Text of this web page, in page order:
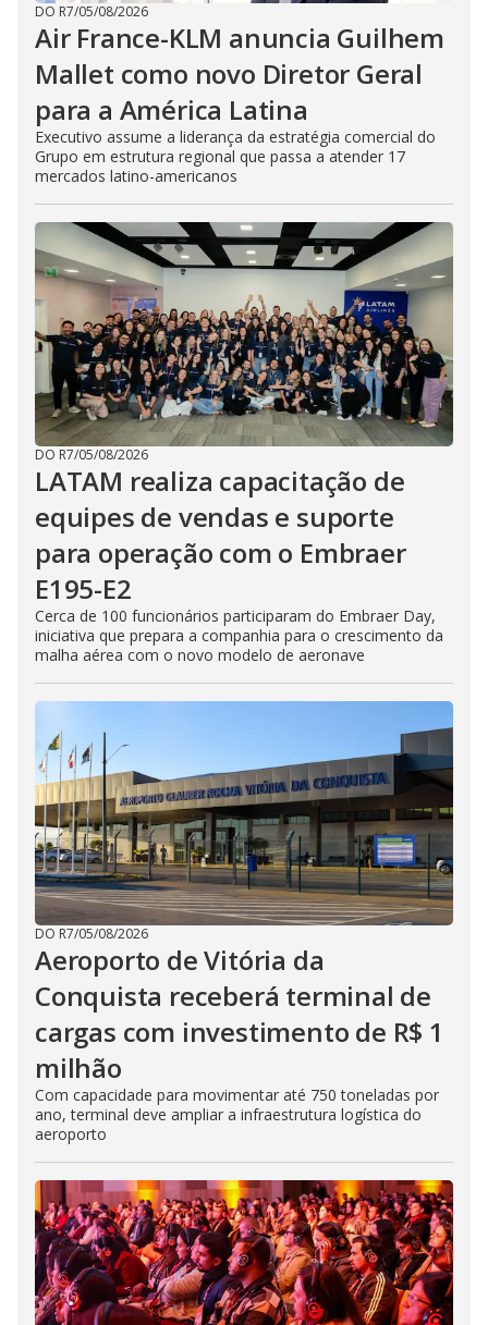
DO R7/05/08/2026
Air France-KLM anuncia Guilhem
Mallet como novo Diretor Geral
para a América Latina
Executivo assume a liderança da estratégia comercial do
Grupo em estrutura regional que passa a atender 17
mercados latino-americanos
DO R7/05/08/2026
LATAM realiza capacitação de
equipes de vendas e suporte
para operação com o Embraer
E195-E2
Cerca de 100 funcionários participaram do Embraer Day,
iniciativa que prepara a companhia para o crescimento da
malha aérea com o novo modelo de aeronave
DO R7/05/08/2026
Aeroporto de Vitória da
Conquista receberá terminal de
cargas com investimento de R$ 1
milhão
Com capacidade para movimentar até 750 toneladas por
ano, terminal deve ampliar a infraestrutura logística do
aeroporto